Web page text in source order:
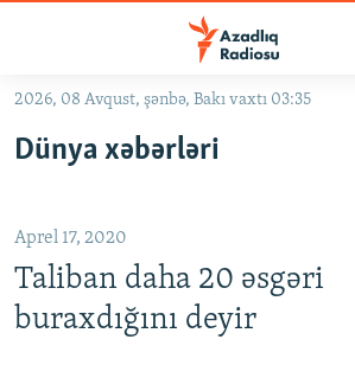
Əsas
qayıt
qayıt
Axtarışa
keç
#İZAHLA
#ƏSLINDƏ
QANUNI DOĞRU
2026, 08 Avqust, şənbə, Bakı vaxtı 03:35
Dünya xəbərləri
Aprel 17, 2020
Taliban daha 20 əsgəri
buraxdığını deyir